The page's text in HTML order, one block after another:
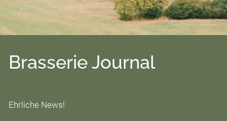
Gästezimmer
Ehrliche Feinkost
Brasserie Journal
Ehrliche News!